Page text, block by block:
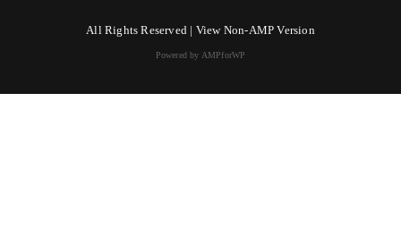
All Rights Reserved | View Non-AMP Version
Powered by AMPforWP